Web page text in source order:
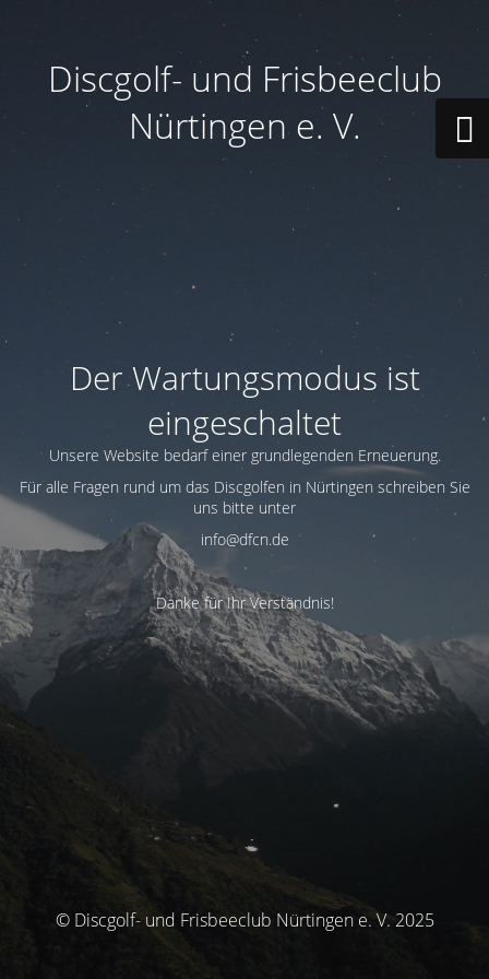
Discgolf- und Frisbeeclub
Nürtingen e. V.
Der Wartungsmodus ist
eingeschaltet
Unsere Website bedarf einer grundlegenden Erneuerung.
Für alle Fragen rund um das Discgolfen in Nürtingen schreiben Sie
uns bitte unter
info@dfcn.de
Danke für Ihr Verständnis!
© Discgolf- und Frisbeeclub Nürtingen e. V. 2025